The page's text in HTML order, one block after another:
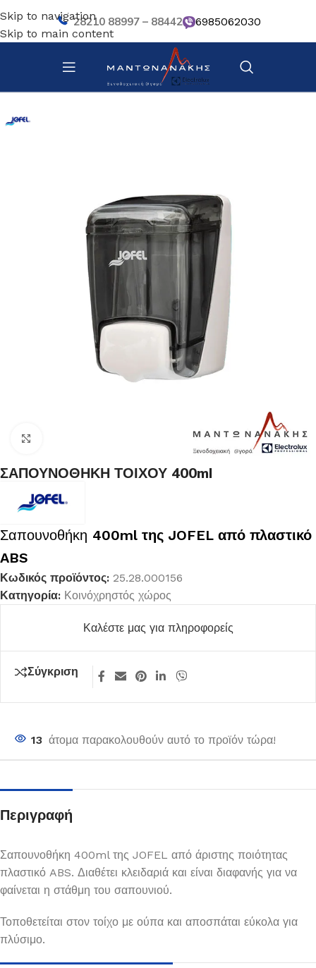
Skip to navigation
Skip to main content
28210 88997 – 88442 6985062030
Αρχική σελίδα/ Κοινόχρηστός χώρος
ΣΑΠΟΥΝΟΘΗΚΗ ΤΟΙΧΟΥ 400ml
Σαπουνοθήκη 400ml της JOFEL από πλαστικό
ABS
Κωδικός προϊόντος: 25.28.000156
Κατηγορία: Κοινόχρηστός χώρος
Καλέστε μας για πληροφορείς
Σύγκριση
13 άτομα παρακολουθούν αυτό το προϊόν τώρα!
Περιγραφή
Σαπουνοθήκη 400ml της JOFEL από άριστης ποιότητας
πλαστικό ABS. Διαθέτει κλειδαριά και είναι διαφανής για να
φαίνεται η στάθμη του σαπουνιού.
Τοποθετείται στον τοίχο με ούπα και αποσπάται εύκολα για
πλύσιμο.